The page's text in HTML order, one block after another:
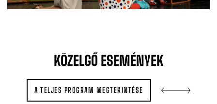
KÖZELGŐ ESEMÉNYEK
A TELJES PROGRAM MEGTEKINTÉSE